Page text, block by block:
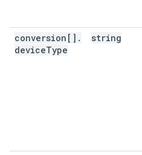
conversion[] .
deviceType
string